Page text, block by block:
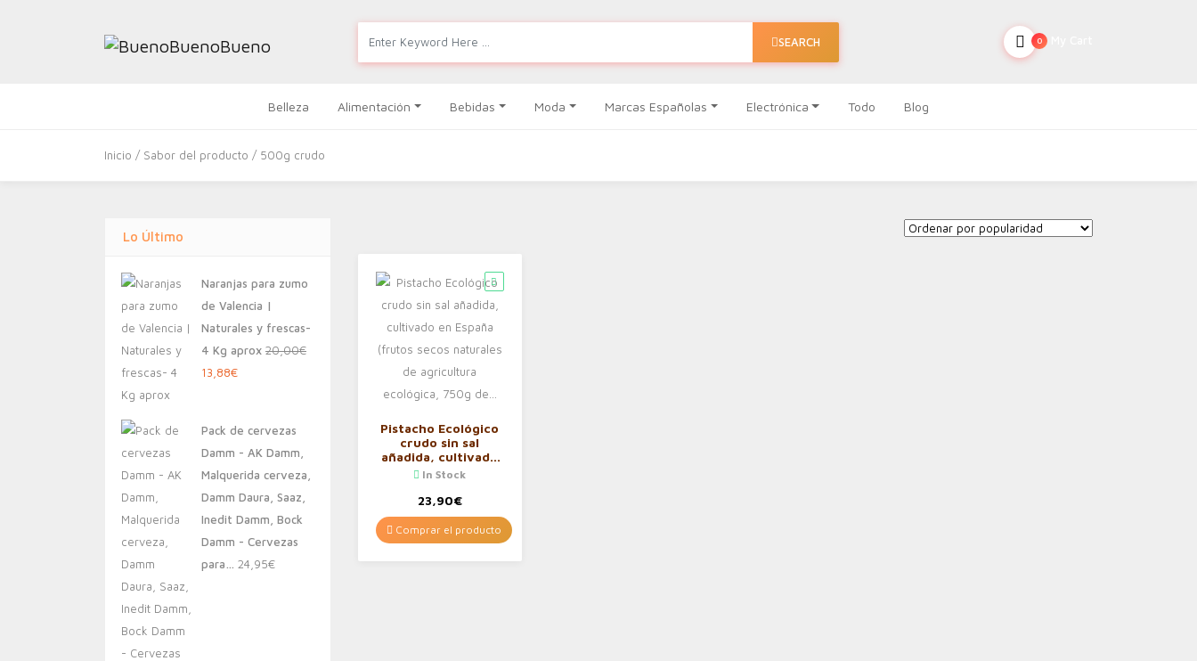
SEARCH 0
Belleza Alimentación Bebidas Moda Marcas Españolas Electrónica Todo Blog
Inicio / Sabor del producto / 500g crudo
Lo Último
Naranjas para zumo
de Valencia |
Naturales y frescas-
4 Kg aprox 20,00€
El
era:
20,00€.
13,88€El
es:
13,88€.
Pack de cervezas
Damm - AK Damm,
Malquerida cerveza,
Damm Daura, Saaz,
Inedit Damm, Bock
Damm - Cervezas
para… 24,95€
Pistacho Ecológico
crudo sin sal
añadida, cultivado
en España (frutos
agricultura
ecológica, 750g
de…
In Stock
23,90€
Comprar el producto